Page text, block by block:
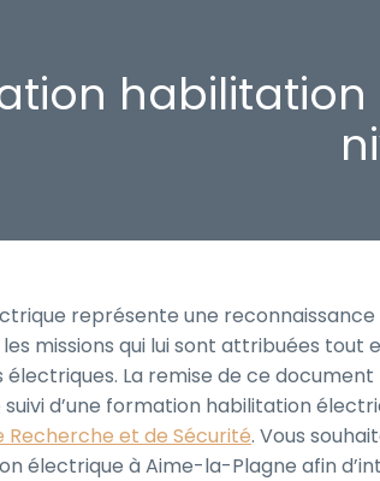
représente une
missions qui lui sont attribuées
électriques. La remise de ce
d’une formation habilitation
Recherche et de Sécurité. Vous
électrique à Aime-la-Plagne afin